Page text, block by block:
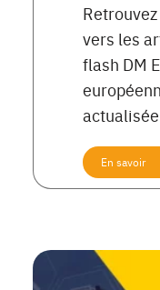
vers les
flash DM
En savoir